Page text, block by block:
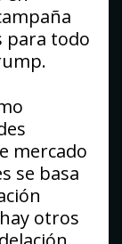
para todo
mercado
se basa
otros